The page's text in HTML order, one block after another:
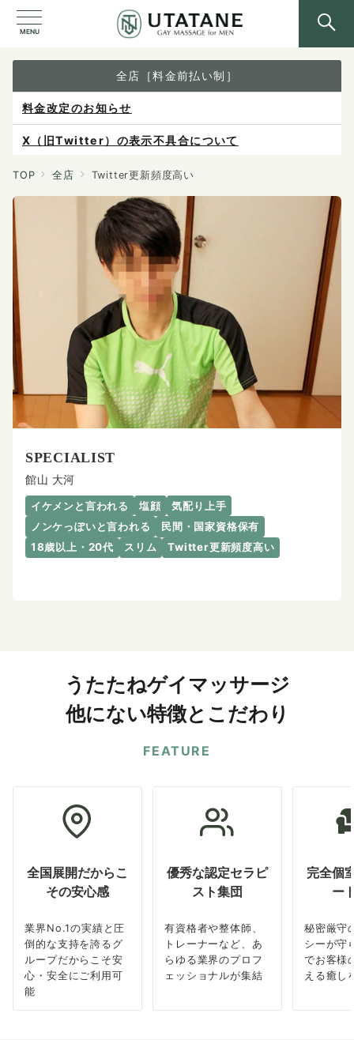
MENU
全店［料金前払い制］
料金改定のお知らせ
X（旧Twitter）の表示不具合について
ご予約は各店へ直接お問い合わせください。
料金は当日施術前にお支払いください。
感染症防止対策について
TOP 全店 Twitter更新頻度高い
SPECIALIST
館山 大河
イケメンと言われる 塩顔
気配り上手
ノンケっぽいと言われる
民間・国家資格保有
18歳以上・20代
スリム Twitter更新頻度高い
うたたねゲイマッサージ
他にない特徴とこだわり
FEATURE
全国展開だからこ
その安心感
業界No.1の実績と圧
倒的な支持を誇るグ
ループだからこそ安
心・安全にご利用可
能
優秀な認定セラピ
スト集団
有資格者や整体師、
トレーナーなど、あ
らゆる業界のプロフ
ェッショナルが集結
完全個
ー
秘密厳守
シーが守
でお客様
える癒し